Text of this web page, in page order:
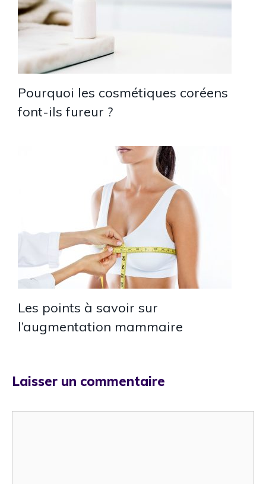
Pourquoi les cosmétiques coréens
font-ils fureur ?
Les points à savoir sur
l’augmentation mammaire
Laisser un commentaire